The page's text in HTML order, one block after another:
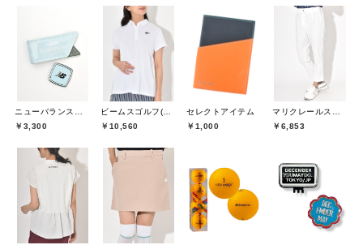
￥3,300
￥10,560
セレクトアイテム
￥1,000
￥6,853